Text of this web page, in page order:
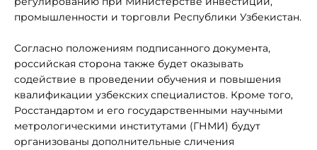
промышленности и торговли Республики Узбекистан.
Согласно положениям подписанного документа,
российская сторона также будет оказывать
содействие в проведении обучения и повышения
квалификации узбекских специалистов. Кроме того,
Росстандартом и его государственными научными
метрологическими институтами (ГНМИ) будут
организованы дополнительные сличения